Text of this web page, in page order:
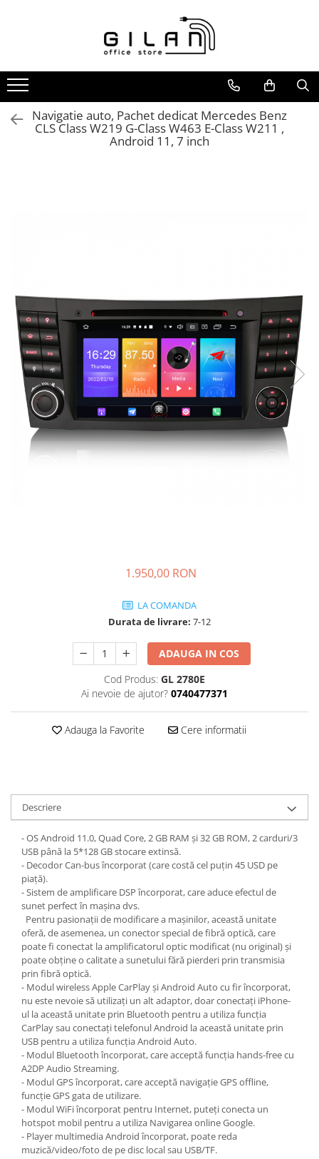
Livolo - Intrerupatoare
Intrerupatoare
ZigBee
Serie Noua
Generatia Noua
Navigatii Multimedia Auto
Navigatii DEDICATE
2 DIN
ALFA ROMEO
JEEP/CHRYSLER/DODGE
KIA
KIA
MERCEDES
NISSAN
NISSAN
OPEL / VAUXHALL
Navigatie auto, Pachet dedicat Mercedes Benz
CLS Class W219 G-Class W463 E-Class W211 ,
Android 11, 7 inch
1.950,00 RON
LA COMANDA
Durata de livrare: 7-12
ADAUGA IN COS
Cod Produs: GL 2780E
Ai nevoie de ajutor? 0740477371
Adauga la Favorite Cere informatii
Descriere
- OS Android 11.0, Quad Core, 2 GB RAM și 32 GB ROM, 2 carduri/3
USB până la 5*128 GB stocare extinsă.
- Decodor Can-bus încorporat (care costă cel puțin 45 USD pe
piață).
- Sistem de amplificare DSP încorporat, care aduce efectul de
sunet perfect în mașina dvs.
Pentru pasionații de modificare a mașinilor, această unitate
oferă, de asemenea, un conector special de fibră optică, care
poate fi conectat la amplificatorul optic modificat (nu original) și
poate obține o calitate a sunetului fără pierderi prin transmisia
prin fibră optică.
- Modul wireless Apple CarPlay și Android Auto cu fir încorporat,
nu este nevoie să utilizați un alt adaptor, doar conectați iPhone-
ul la această unitate prin Bluetooth pentru a utiliza funcția
CarPlay sau conectați telefonul Android la această unitate prin
USB pentru a utiliza funcția Android Auto.
- Modul Bluetooth încorporat, care acceptă funcția hands-free cu
A2DP Audio Streaming.
- Modul GPS încorporat, care acceptă navigație GPS offline,
funcție GPS gata de utilizare.
- Modul WiFi încorporat pentru Internet, puteți conecta un
hotspot mobil pentru a utiliza Navigarea online Google.
- Player multimedia Android încorporat, poate reda
muzică/video/foto de pe disc local sau USB/TF.